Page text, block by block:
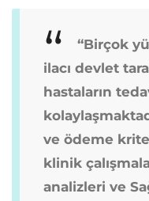
“Birçok
ilacı devlet
hastaların
ve ödeme
klinik
analizleri ve